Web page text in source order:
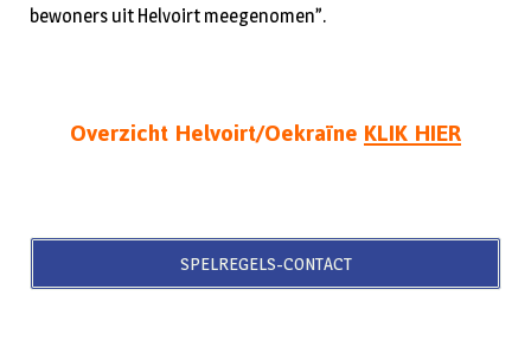
bewoners uit Helvoirt meegenomen”.
Overzicht Helvoirt/OekraïneKLIK HIER
SPELREGELS-CONTACT